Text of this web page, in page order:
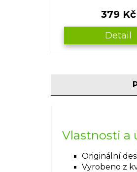
379 Kč
Detail
Vlastnosti a
Originální
Vyrobeno z